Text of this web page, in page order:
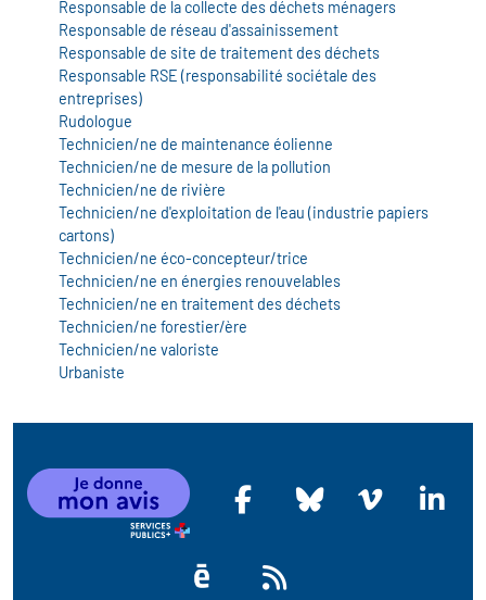
Responsable de la collecte des déchets ménagers
Responsable de réseau d'assainissement
Responsable de site de traitement des déchets
Responsable RSE (responsabilité sociétale des
entreprises)
Rudologue
Technicien/ne de maintenance éolienne
Technicien/ne de mesure de la pollution
Technicien/ne de rivière
Technicien/ne d'exploitation de l'eau (industrie papiers
cartons)
Technicien/ne éco-concepteur/trice
Technicien/ne en énergies renouvelables
Technicien/ne en traitement des déchets
Technicien/ne forestier/ère
Technicien/ne valoriste
Urbaniste